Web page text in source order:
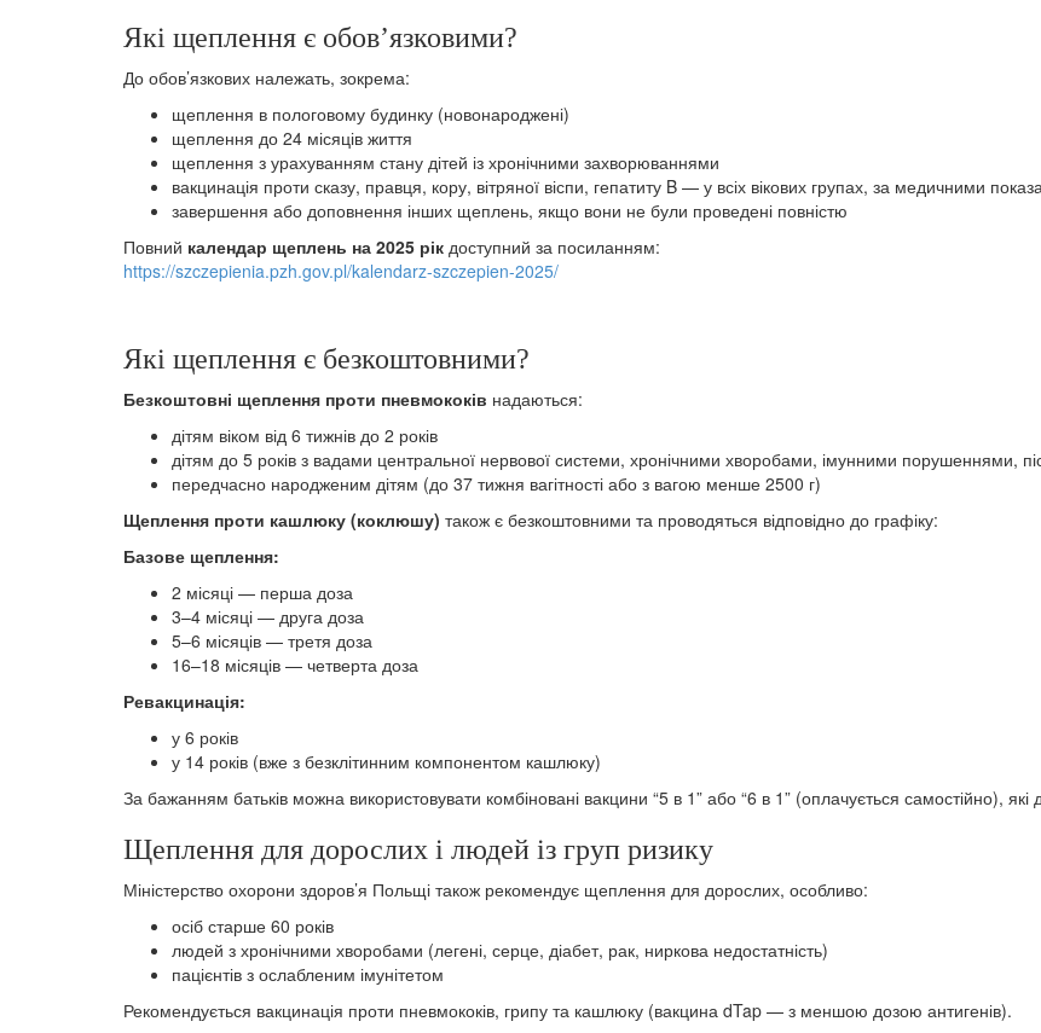
Які щеплення є обов’язковими?
До обов’язкових належать, зокрема:
щеплення в пологовому будинку (новонароджені)
щеплення до 24 місяців життя
щеплення з урахуванням стану дітей із хронічними захворюваннями
вакцинація проти сказу, правця, кору, вітряної віспи, гепатиту B — у всіх вікових групах, за медичними
завершення або доповнення інших щеплень, якщо вони не були проведені повністю
Повний календар щеплень на 2025 рік доступний за посиланням:
https://szczepienia.pzh.gov.pl/kalendarz-szczepien-2025/
Які щеплення є безкоштовними?
Безкоштовні щеплення проти пневмококів надаються:
дітям віком від 6 тижнів до 2 років
дітям до 5 років з вадами центральної нервової системи, хронічними хворобами, імунними порушеннями,
передчасно народженим дітям (до 37 тижня вагітності або з вагою менше 2500 г)
Щеплення проти кашлюку (коклюшу) також є безкоштовними та проводяться відповідно до графіку:
Базове щеплення:
2 місяці — перша доза
3–4 місяці — друга доза
5–6 місяців — третя доза
16–18 місяців — четверта доза
Ревакцинація:
у 6 років
у 14 років (вже з безклітинним компонентом кашлюку)
За бажанням батьків можна використовувати комбіновані вакцини “5 в 1” або “6 в 1” (оплачується самостійно), які
Щеплення для дорослих і людей із груп ризику
Міністерство охорони здоров’я Польщі також рекомендує щеплення для дорослих, особливо:
осіб старше 60 років
людей з хронічними хворобами (легені, серце, діабет, рак, ниркова недостатність)
пацієнтів з ослабленим імунітетом
Рекомендується вакцинація проти пневмококів, грипу та кашлюку (вакцина dTap — з меншою дозою антигенів).